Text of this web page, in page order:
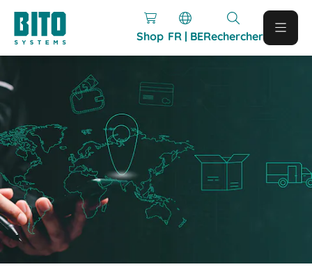
Shop FR | BERechercher